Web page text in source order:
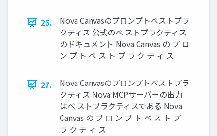
26.
Nova Canvasのプロンプトベストプラ
クティス 公式のベ ストプラクティス
のドキュメント Nova Canvas の プ ロ
ン プ ト ベ ス ト プ ラ ク テ ィ ス
27.
Nova Canvasのプロンプトベストプラ
クティス Nova MCPサーバーの出力
はベ ストプラクティスである Nova
Canvas の プ ロ ン プ ト ベ ス ト プ
ラ ク テ ィ ス